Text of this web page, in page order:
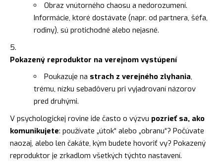
Obraz vnútorného chaosu a nedorozumení.
Informácie, ktoré dostávate (napr. od partnera, šéfa,
rodiny), sú protichodné alebo nejasné.
Pokazený reproduktor na verejnom vystúpení
Poukazuje na strach z verejného zlyhania,
trému, nízku sebadôveru pri vyjadrovaní názorov
pred druhými.
V psychologickej rovine ide často o výzvu pozrieť sa, ako
komunikujete: používate „útok“ alebo „obranu“? Počúvate
naozaj, alebo len čakáte, kým budete hovoriť vy? Pokazený
reproduktor je zrkadlom všetkých týchto nastavení.